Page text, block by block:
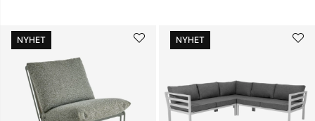
NYHET NYHET